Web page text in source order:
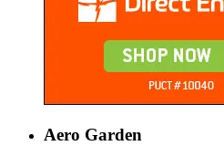
Aero Garden